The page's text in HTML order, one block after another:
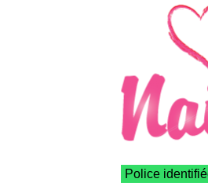
Police